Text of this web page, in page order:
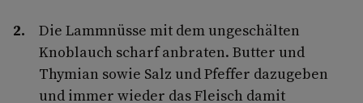
Die Lammnüsse mit dem ungeschälten
Knoblauch scharf anbraten. Butter und
Thymian sowie Salz und Pfeffer dazugeben
und immer wieder das Fleisch damit